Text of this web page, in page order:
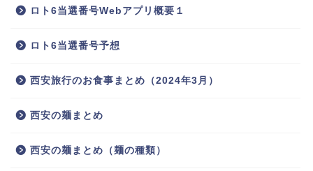
ロト6当選番号Webアプリ概要１
ロト6当選番号予想
西安旅行のお食事まとめ（2024年3月）
西安の麺まとめ
西安の麺まとめ（麺の種類）